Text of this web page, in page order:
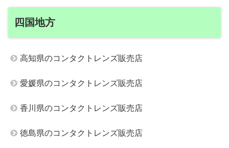
四国地方
高知県のコンタクトレンズ販売店
愛媛県のコンタクトレンズ販売店
香川県のコンタクトレンズ販売店
徳島県のコンタクトレンズ販売店